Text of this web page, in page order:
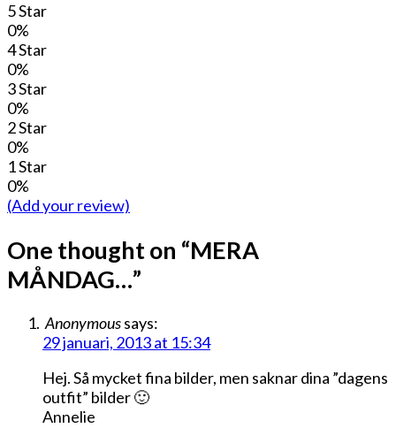
5 Star
0%
4 Star
0%
3 Star
0%
2 Star
0%
1 Star
0%
(Add your review)
One thought on “MERA
MÅNDAG…”
Anonymoussays:
29 januari, 2013 at 15:34
Hej. Så mycket fina bilder, men saknar dina ”dagens
outfit” bilder 🙂
Annelie